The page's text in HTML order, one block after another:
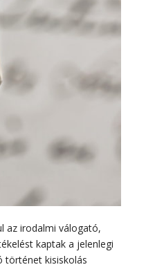
az irodalmi válogató,
kaptak a jelenlegi
történet kisiskolás